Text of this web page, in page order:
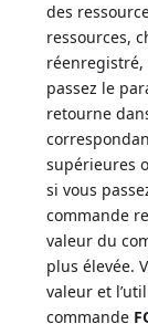
des
ressources,
réenregistré,
passez le
retourne
supérieures
si vous
commande
valeur du
plus élevée.
valeur et
commande